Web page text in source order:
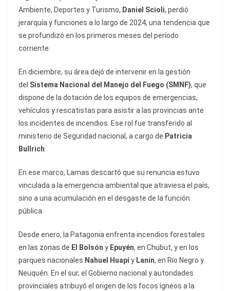
Ambiente, Deportes y Turismo, Daniel Scioli, perdió
jerarquía y funciones a lo largo de 2024, una tendencia que
se profundizó en los primeros meses del período
corriente.
En diciembre, su área dejó de intervenir en la gestión
del Sistema Nacional del Manejo del Fuego (SMNF), que
dispone de la dotación de los equipos de emergencias,
vehículos y rescatistas para asistir a las provincias ante
los incidentes de incendios. Ese rol fue transferido al
ministerio de Seguridad nacional, a cargo de Patricia
Bullrich.
En ese marco, Lamas descartó que su renuncia estuvo
vinculada a la emergencia ambiental que atraviesa el país,
sino a una acumulación en el desgaste de la función
pública.
Desde enero, la Patagonia enfrenta incendios forestales
en las zonas de El Bolsón y Epuyén, en Chubut, y en los
parques nacionales Nahuel Huapíy Lanín, en Río Negro y
Neuquén. En el sur, el Gobierno nacional y autoridades
provinciales atribuyó el origen de los focos ígneos a la